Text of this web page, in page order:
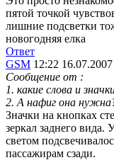
пятой точкой
лишние подсветки
новогодняя елка
Ответ
GSM 12:22 16.07.2007
Сообщение от :
1. какие слова и
2. А нафиг она
Значки на кнопках
зеркал заднего
светом
пассажирам сзади.